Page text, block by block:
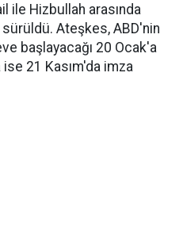
ile Hizbullah arasında
sürüldü. Ateşkes, ABD'nin
başlayacağı 20 Ocak'a
21 Kasım'da imza